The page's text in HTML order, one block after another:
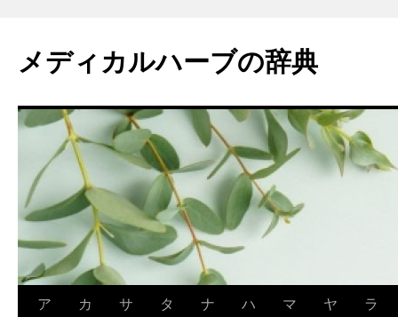
メディカルハーブの辞典
ア
カ
サ
タ
ナ
ハ
マ
ヤ
ラ